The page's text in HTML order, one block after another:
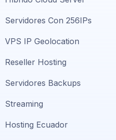
Servidores Con 256IPs
VPS IP Geolocation
Reseller Hosting
Servidores Backups
Streaming
Hosting Ecuador